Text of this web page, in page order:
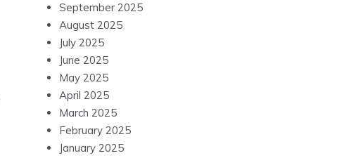
September 2025
August 2025
July 2025
June 2025
May 2025
April 2025
March 2025
February 2025
January 2025